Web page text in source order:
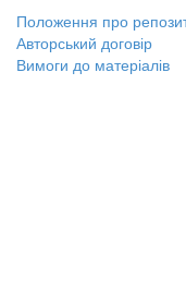
Положення про
Авторський договір
Вимоги до матеріалів